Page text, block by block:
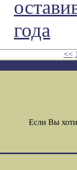
года
<<
Если Вы